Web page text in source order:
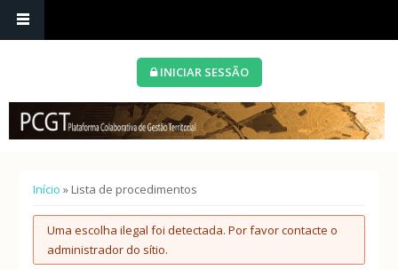
INICIAR SESSÃO
Está aqui
Início » Lista de procedimentos
Mensagem de erro
Uma escolha ilegal foi detectada. Por favor contacte o
administrador do sítio.